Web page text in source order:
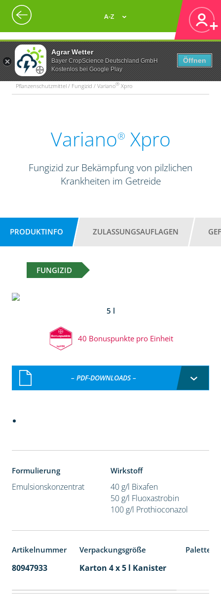
Agrar Wetter
Bayer CropScience Deutschland GmbH
Kostenlos bei Google Play
Öffnen
A-Z
Pflanzenschutzmittel / Fungizid / Variano® Xpro
Variano® Xpro
Fungizid zur Bekämpfung von pilzlichen
Krankheiten im Getreide
PRODUKTINFO ZULASSUNGSAUFLAGEN
FUNGIZID
5 l
40 Bonuspunkte pro Einheit
– PDF-DOWNLOADS –
Formulierung
Emulsionskonzentrat
Wirkstoff
40 g/l Bixafen
50 g/l Fluoxastrobin
100 g/l Prothioconazol
Artikelnummer Verpackungsgröße
80947933 Karton 4 x 5 l Kanister